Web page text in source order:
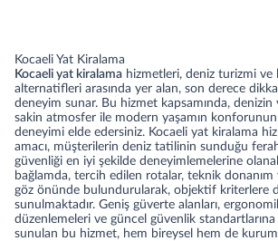
Kocaeli Yat Kiralama
Kocaeli yat kiralama hizmetleri, deniz turizmi ve
alternatifleri arasında yer alan, son derece
deneyim sunar. Bu hizmet kapsamında, denizin
sakin atmosfer ile modern yaşamın
deneyimi elde edersiniz. Kocaeli yat kiralama
amacı, müşterilerin deniz tatilinin sunduğu
güvenliği en iyi şekilde deneyimlemelerine
bağlamda, tercih edilen rotalar, teknik
göz önünde bulundurularak, objektif kriterlere
sunulmaktadır. Geniş güverte alanları,
düzenlemeleri ve güncel güvenlik standartlarına
sunulan bu hizmet, hem bireysel hem de